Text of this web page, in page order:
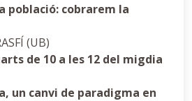
població: cobrarem la
(UB)
de 10 a les 12 del migdia
un canvi de paradigma en